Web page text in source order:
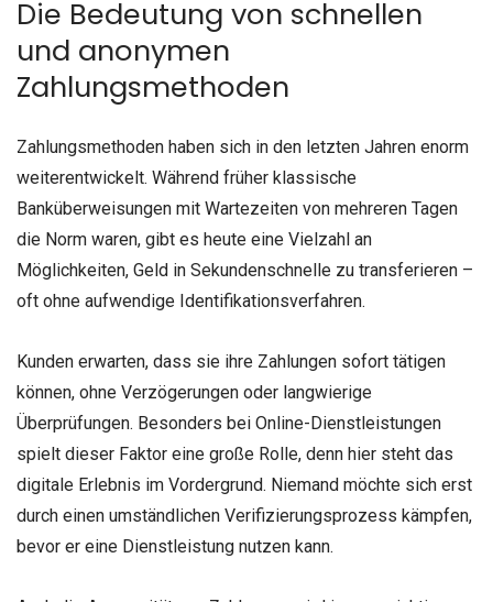
Die Bedeutung von schnellen
und anonymen
Zahlungsmethoden
Zahlungsmethoden haben sich in den letzten Jahren enorm
weiterentwickelt. Während früher klassische
Banküberweisungen mit Wartezeiten von mehreren Tagen
die Norm waren, gibt es heute eine Vielzahl an
Möglichkeiten, Geld in Sekundenschnelle zu transferieren –
oft ohne aufwendige Identifikationsverfahren.
Kunden erwarten, dass sie ihre Zahlungen sofort tätigen
können, ohne Verzögerungen oder langwierige
Überprüfungen. Besonders bei Online-Dienstleistungen
spielt dieser Faktor eine große Rolle, denn hier steht das
digitale Erlebnis im Vordergrund. Niemand möchte sich erst
durch einen umständlichen Verifizierungsprozess kämpfen,
bevor er eine Dienstleistung nutzen kann.